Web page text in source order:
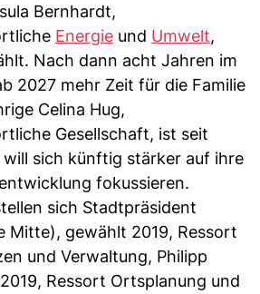
Bernhardt,
Energie und Umwelt,
Nach dann acht Jahren im
2027 mehr Zeit für die Familie
Celina Hug,
Gesellschaft, ist seit
will sich künftig stärker auf ihre
fokussieren.
sich Stadtpräsident
Mitte), gewählt 2019, Ressort
und Verwaltung, Philipp
Ressort Ortsplanung und